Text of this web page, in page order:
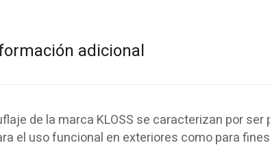
adicional
de la marca KLOSS se caracterizan por
el uso funcional en exteriores como para